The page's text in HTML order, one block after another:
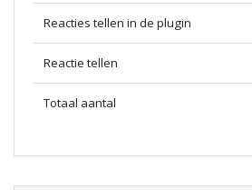
Reacties tellen in de plugin
Reactie tellen
Totaal aantal